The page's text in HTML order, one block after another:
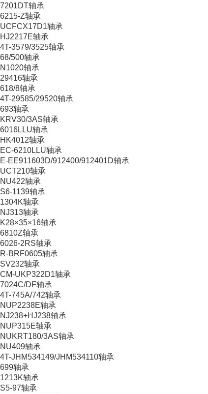
7201DT轴承
6215-Z轴承
UCFCX17D1轴承
HJ2217E轴承
4T-3579/3525轴承
68/500轴承
N1020轴承
29416轴承
618/8轴承
4T-29585/29520轴承
693轴承
KRV30/3AS轴承
6016LLU轴承
HK4012轴承
EC-6210LLU轴承
E-EE911603D/912400/912401D轴承
UCT210轴承
NU422轴承
S6-1139轴承
1304K轴承
NJ313轴承
K28×35×16轴承
6810Z轴承
6026-2RS轴承
R-BRF0605轴承
SV232轴承
CM-UKP322D1轴承
7024C/DF轴承
4T-745A/742轴承
NUP2238E轴承
NJ238+HJ238轴承
NUP315E轴承
NUKRT180/3AS轴承
NU409轴承
4T-JHM534149/JHM534110轴承
699轴承
1213K轴承
S5-97轴承